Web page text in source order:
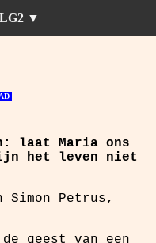
LG2 ▼
laat Maria ons
het leven niet
Petrus,
geest van een